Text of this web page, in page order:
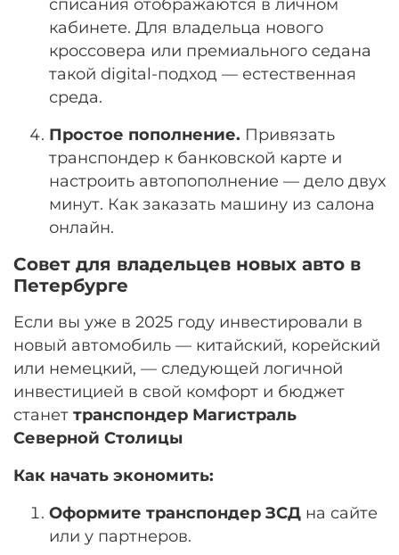
списания отображаются в личном
кабинете. Для владельца нового
кроссовера или премиального седана
такой digital-подход — естественная
среда.
Простое пополнение. Привязать
транспондер к банковской карте и
настроить автопополнение — дело двух
минут. Как заказать машину из салона
онлайн.
Совет для владельцев новых авто в
Петербурге
Если вы уже в 2025 году инвестировали в
новый автомобиль — китайский, корейский
или немецкий, — следующей логичной
инвестицией в свой комфорт и бюджет
станет транспондер Магистраль
Северной Столицы
Как начать экономить:
Оформите транспондер ЗСД на сайте
или у партнеров.